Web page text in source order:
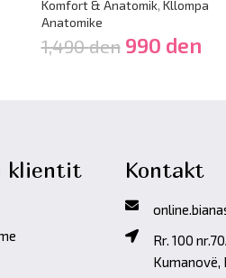
Komfort & Anatomik, Kllompa
Anatomike
1,490den 990 den
klientit Kontakt
Rr. 100
Kumanovë,